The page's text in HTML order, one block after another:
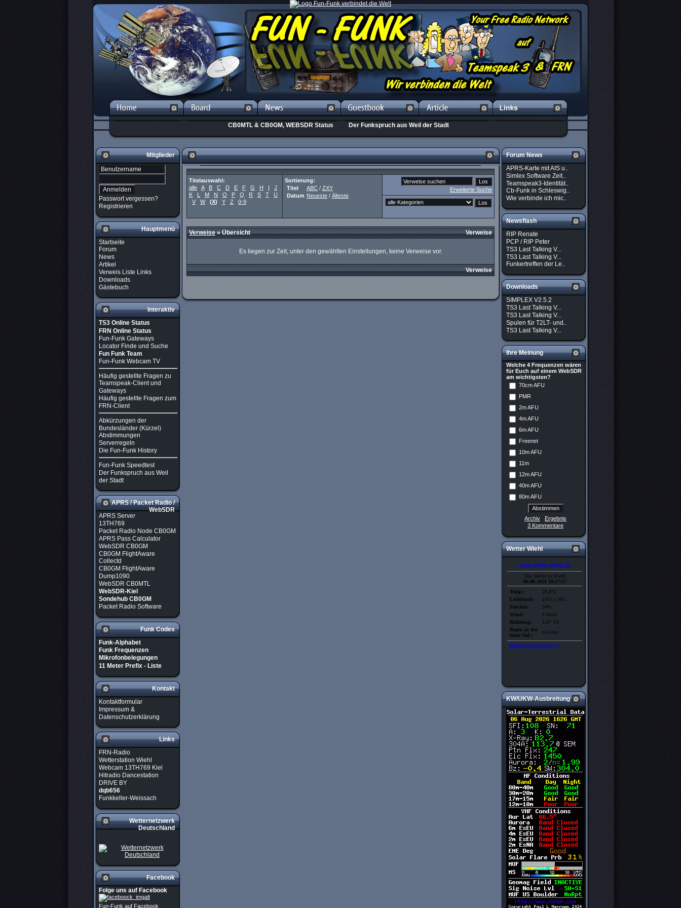
CB0MTL & CB0GM, WEBSDR Status Der Funkspruch aus Weil der Stadt
Mitglieder
Passwort vergessen?
Registrieren
Hauptmenü
Startseite
Forum
News
Artikel
Verweis Liste Links
Downloads
Gästebuch
Interaktiv
TS3 Online Status
FRN Online Status
Fun-Funk Gateways
Locator Finde und Suche
Fun Funk Team
Fun-Funk Webcam TV
Häufig gestellte Fragen zu
Teamspeak-Client und
Gateways
Häufig gestellte Fragen zum
FRN-Client
Abkürzungen der
Bundesländer (Kürzel)
Abstimmungen
Serverregeln
Die Fun-Funk History
Fun-Funk Speedtest
Der Funkspruch aus Weil
der Stadt
APRS / Packet Radio /
WebSDR
APRS Server
13TH769
Packet Radio Node CB0GM
APRS Pass Calculator
WebSDR CB0GM
CB0GM FlightAware
Collectd
CB0GM FlightAware
Dump1090
WebSDR CB0MTL
WebSDR-Kiel
Sondehub CB0GM
Packet Radio Software
Funk Codes
Funk-Alphabet
Funk Frequenzen
Mikrofonbelegungen
11 Meter Prefix - Liste
Kontakt
Kontaktformular
Impressum &
Datenschutzerklärung
Links
FRN-Radio
Wetterstation Wiehl
Webcam 13TH769 Kiel
Hitradio Dancestation
DRIVE BY
dqb656
Funkkeller-Weissach
Wetternetzwerk
Deutschland
Facebook
Folge uns auf Facebook
Fun-Funk auf Facebook
Titelauswahl:
alle
A B C D E F G H I
J
K
L M N O P Q R S T
U
V
W (X) Y Z 0-9
Sortierung:
Titel
ABC / ZXY
Datum Neueste / Älteste
Erweiterte Suche
Verweise» Übersicht Verweise
Es liegen zur Zeit, unter den gewählten Einstellungen, keine Verweise vor.
Verweise
Forum News
APRS-Karte mit AIS u..
Simlex Software Zeit..
Teamspeak3-Identität..
Cb-Funk in Schleswig..
Wie verbinde ich mic..
Newsflash
RIP Renate
PCP / RIP Peter
TS3 Last Talking V...
TS3 Last Talking V...
Funkertreffen der Le..
Downloads
SIMPLEX V2.5.2
TS3 Last Talking V...
TS3 Last Talking V...
Spulen für T2LT- und..
TS3 Last Talking V...
Ihre Meinung
Welche 4 Frequenzen wären
für Euch auf einem WebSDR
am wichtigsten?
70cm AFU
PMR
2m AFU
4m AFU
6m AFU
Freenet
10m AFU
11m
12m AFU
40m AFU
80m AFU
Archiv
Ergebnis
3 Kommentare
Wetter Wiehl
KW/UKW-Ausbreitung